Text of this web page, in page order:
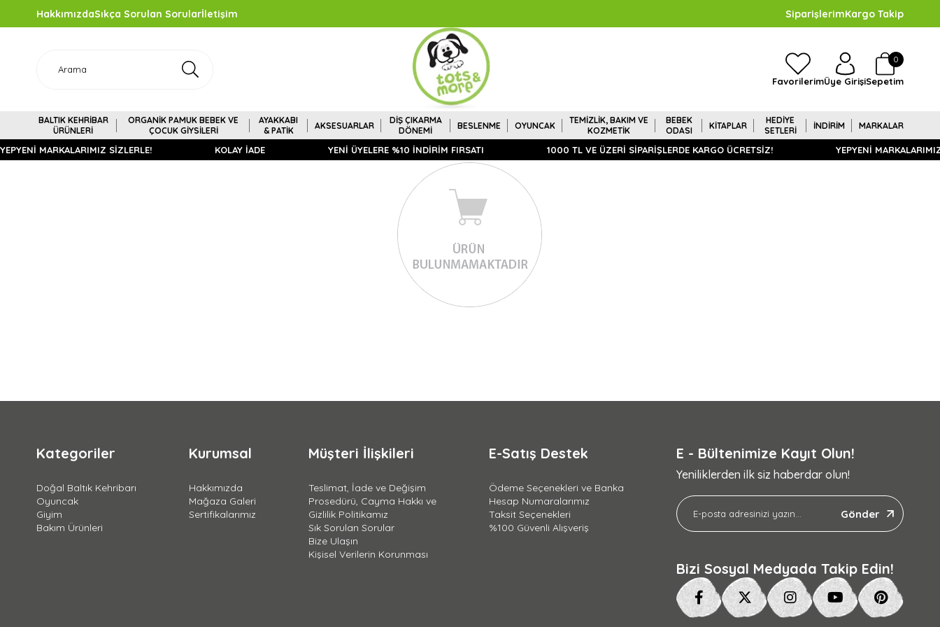
HakkımızdaSıkça Sorulan Sorularİletişim SiparişlerimKargo Takip
FavorilerimÜye GirişiSepetim
0
BALTIK KEHRİBAR
ÜRÜNLERİ
ORGANİK PAMUK BEBEK VE
ÇOCUK GİYSİLERİ
AYAKKABI
& PATİK
AKSESUARLAR
DİŞ ÇIKARMA
DÖNEMİ
BESLENME OYUNCAK
TEMİZLİK, BAKIM VE
KOZMETİK
BEBEK
ODASI
KİTAPLAR
HEDİYE
SETLERİ
İNDİRİM MARKALAR
MARKALARIMIZ SİZLERLE! KOLAY İADE YENİ ÜYELERE %10 İNDİRİM FIRSATI 1000 TL VE ÜZERİ SİPARİŞLERDE KARGO ÜCRETSİZ! YEPYENİ
Kategoriler
Doğal Baltık Kehribarı
Oyuncak
Giyim
Bakım Ürünleri
Kurumsal
Hakkımızda
Mağaza Galeri
Sertifikalarımız
Müşteri İlişkileri
Teslimat, İade ve Değişim
Prosedürü, Cayma Hakkı ve
Gizlilik Politikamız
Sık Sorulan Sorular
Bize Ulaşın
Kişisel Verilerin Korunması
E-Satış Destek
Ödeme Seçenekleri ve Banka
Hesap Numaralarımız
Taksit Seçenekleri
%100 Güvenli Alışveriş
E - Bültenimize Kayıt Olun!
Yeniliklerden ilk siz haberdar olun!
Gönder
Bizi Sosyal Medyada Takip Edin!